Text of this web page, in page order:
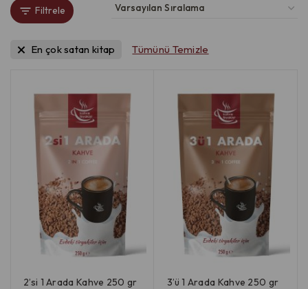
Filtrele
En çok satan kitap Tümünü Temizle
2’si 1 Arada Kahve 250 gr 3’ü 1 Arada Kahve 250 gr